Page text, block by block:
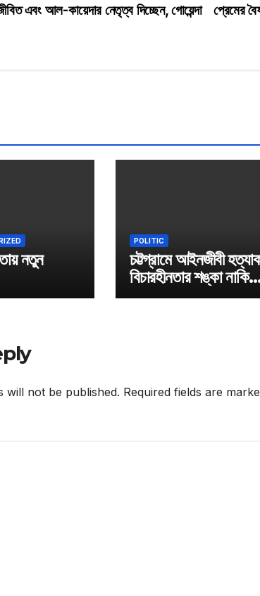
প্রেমের
এবং আল-কায়েদার নেতৃত্ব দিচ্ছেন, গোয়েন্দা
নতুন
POLITIC
চট্টগ্রামে আইনজীবী
বিচারহীনতার শঙ্কা নাকি
সুবিচারের আশা?
will not be published. Required fields are